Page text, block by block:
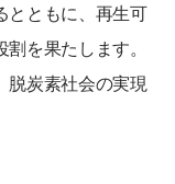
ともに、再生可
を果たします。
脱炭素社会の実現